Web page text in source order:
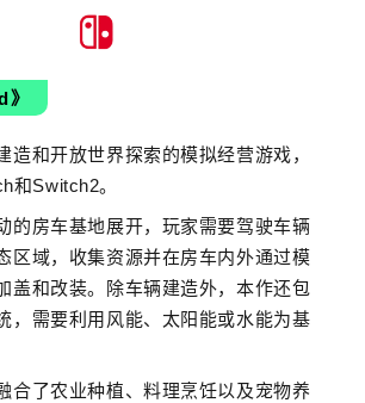
造和开放世界探索的模拟经营游戏，
和Switch2。
的房车基地展开，玩家需要驾驶车辆
区域，收集资源并在房车内外通过模
盖和改装。除车辆建造外，本作还包
，需要利用风能、太阳能或水能为基
合了农业种植、料理烹饪以及宠物养